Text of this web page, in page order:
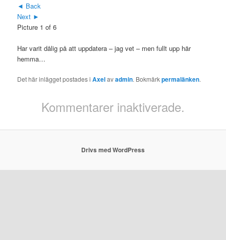
◄ Back
Next ►
Picture 1 of 6
Har varit dålig på att uppdatera – jag vet – men fullt upp här
hemma…
Det här inlägget postades iAxelavadmin. Bokmärkpermalänken.
Kommentarer inaktiverade.
Drivs med WordPress